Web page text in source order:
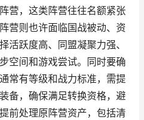
营，这类阵营往往名额紧张
营则也许面临国战被动、资
活跃度高、同盟凝聚力强、
空间和游戏尝试。同时要确
常有等级和战力标准，需提
备，确保满足转换资格，避
前处理原阵营资产，包括清